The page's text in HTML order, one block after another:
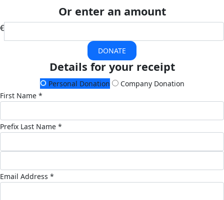
Or enter an amount
€
DONATE
Details for your receipt
Personal Donation
Company Donation
First Name *
Prefix Last Name *
Email Address *